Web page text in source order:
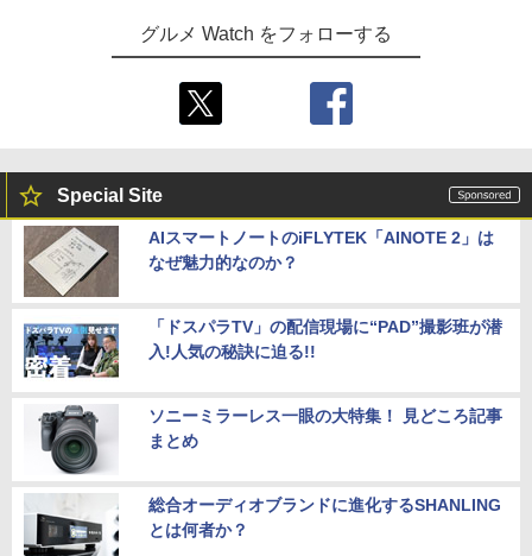
グルメ Watch をフォローする
Special Site
AIスマートノートのiFLYTEK「AINOTE 2」は
なぜ魅力的なのか？
「ドスパラTV」の配信現場に“PAD”撮影班が潜
入!人気の秘訣に迫る!!
ソニーミラーレス一眼の大特集！ 見どころ記事
まとめ
総合オーディオブランドに進化するSHANLING
とは何者か？